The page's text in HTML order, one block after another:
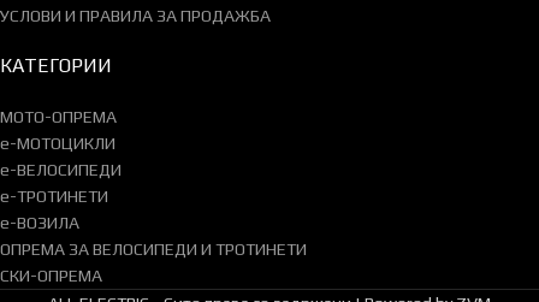
УСЛОВИ И ПРАВИЛА ЗА ПРОДАЖБА
КАТЕГОРИИ
МОТО-ОПРЕМА
e-МОТОЦИКЛИ
e-ВЕЛОСИПЕДИ
e-ТРОТИНЕТИ
e-ВОЗИЛА
ОПРЕМА ЗА ВЕЛОСИПЕДИ И ТРОТИНЕТИ
СКИ-ОПРЕМА